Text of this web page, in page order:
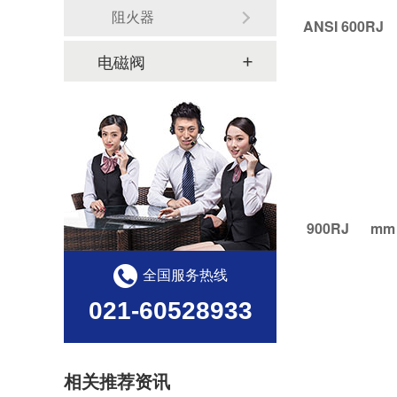
ANSI
900RJ mm
阻火器
电磁阀
全国服务热线
021-60528933
相关推荐资讯